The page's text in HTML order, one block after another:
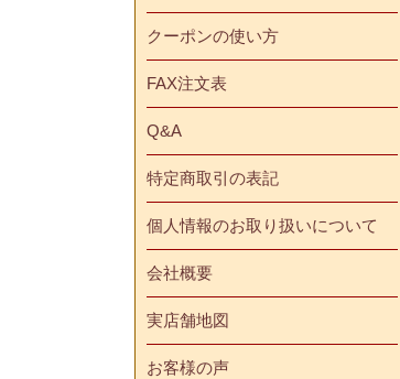
クーポンの使い方
FAX注文表
Q&A
特定商取引の表記
個人情報のお取り扱いについて
会社概要
実店舗地図
お客様の声